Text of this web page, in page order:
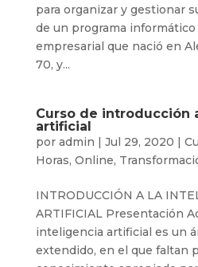
para organizar y gestionar
de un programa
empresarial que nació en
70, y...
Curso de introducción
artificial
por admin | Jul 29, 2020 |
Horas, Online,
INTRODUCCIÓN A LA
ARTIFICIAL Presentación
inteligencia artificial es un
extendido, en el que faltan